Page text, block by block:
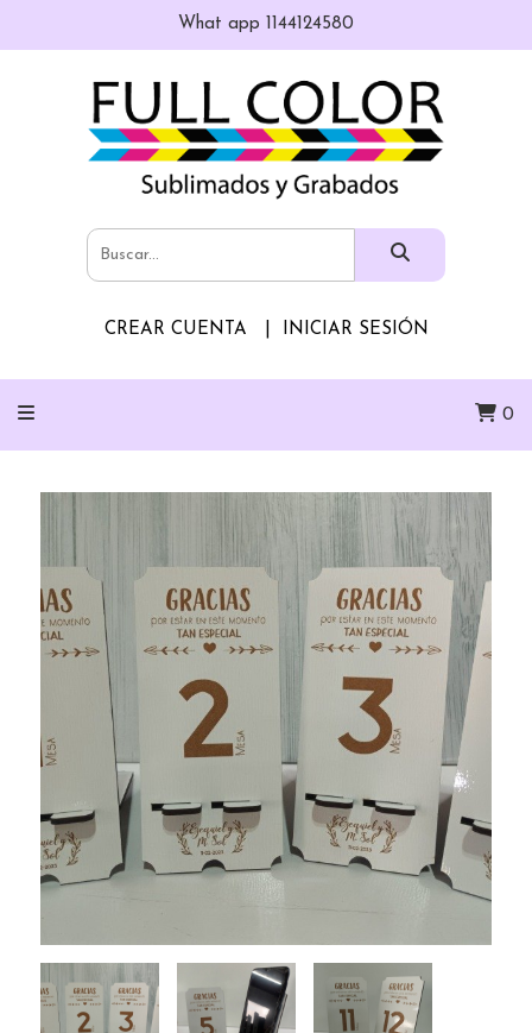
What app 1144124580
CREAR CUENTA INICIAR SESIÓN
0